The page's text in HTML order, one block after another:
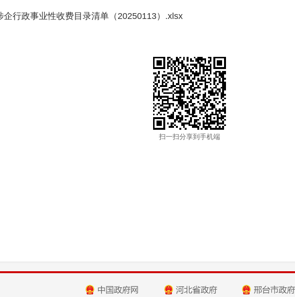
企行政事业性收费目录清单（20250113）.xlsx
扫一扫分享到手机端